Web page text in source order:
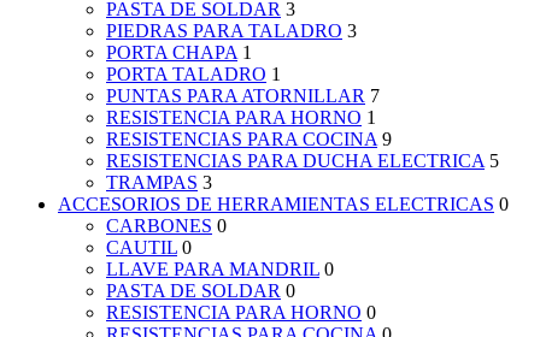
PASTA DE SOLDAR 3
PIEDRAS PARA TALADRO 3
PORTA CHAPA 1
PORTA TALADRO 1
PUNTAS PARA ATORNILLAR 7
RESISTENCIA PARA HORNO 1
RESISTENCIAS PARA COCINA 9
RESISTENCIAS PARA DUCHA ELECTRICA 5
TRAMPAS 3
ACCESORIOS DE HERRAMIENTAS ELECTRICAS 0
CARBONES 0
CAUTIL 0
LLAVE PARA MANDRIL 0
PASTA DE SOLDAR 0
RESISTENCIA PARA HORNO 0